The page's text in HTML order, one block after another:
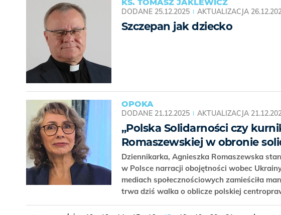
KS. TOMASZ JAKLEWICZ
DODANE 25.12.2025 AKTUALIZACJA
Szczepan jak dziecko
OPOKA
DODANE 21.12.2025 AKTUALIZACJA
„Polska Solidarności czy
Romaszewskiej w obronie
Dziennikarka, Agnieszka Romaszewska
w Polsce narracji obojętności wobec
mediach społecznościowych zamieściła
trwa dziś walka o oblicze polskiej